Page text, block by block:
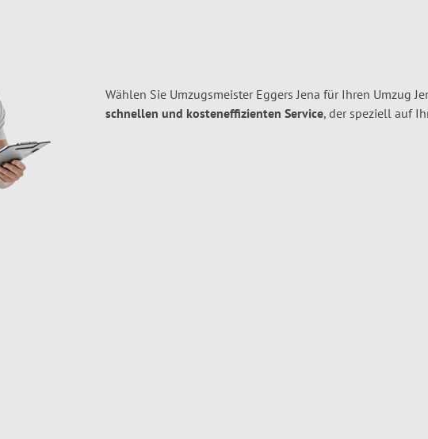
Wählen Sie Umzugsmeister Eggers Jena für Ihren Umzug
schnellen und kosteneffizienten Service, der speziell auf